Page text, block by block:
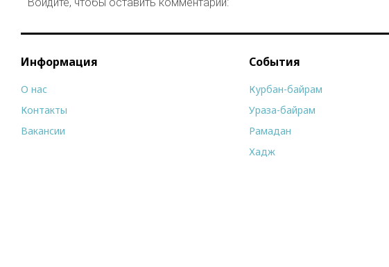
Информация
О нас
Контакты
Вакансии
События
Курбан-байрам
Ураза-байрам
Рамадан
Хадж